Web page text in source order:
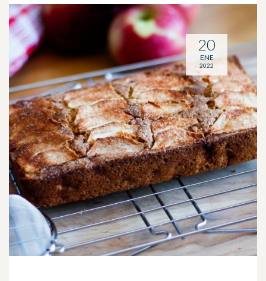
20
ENE
2022